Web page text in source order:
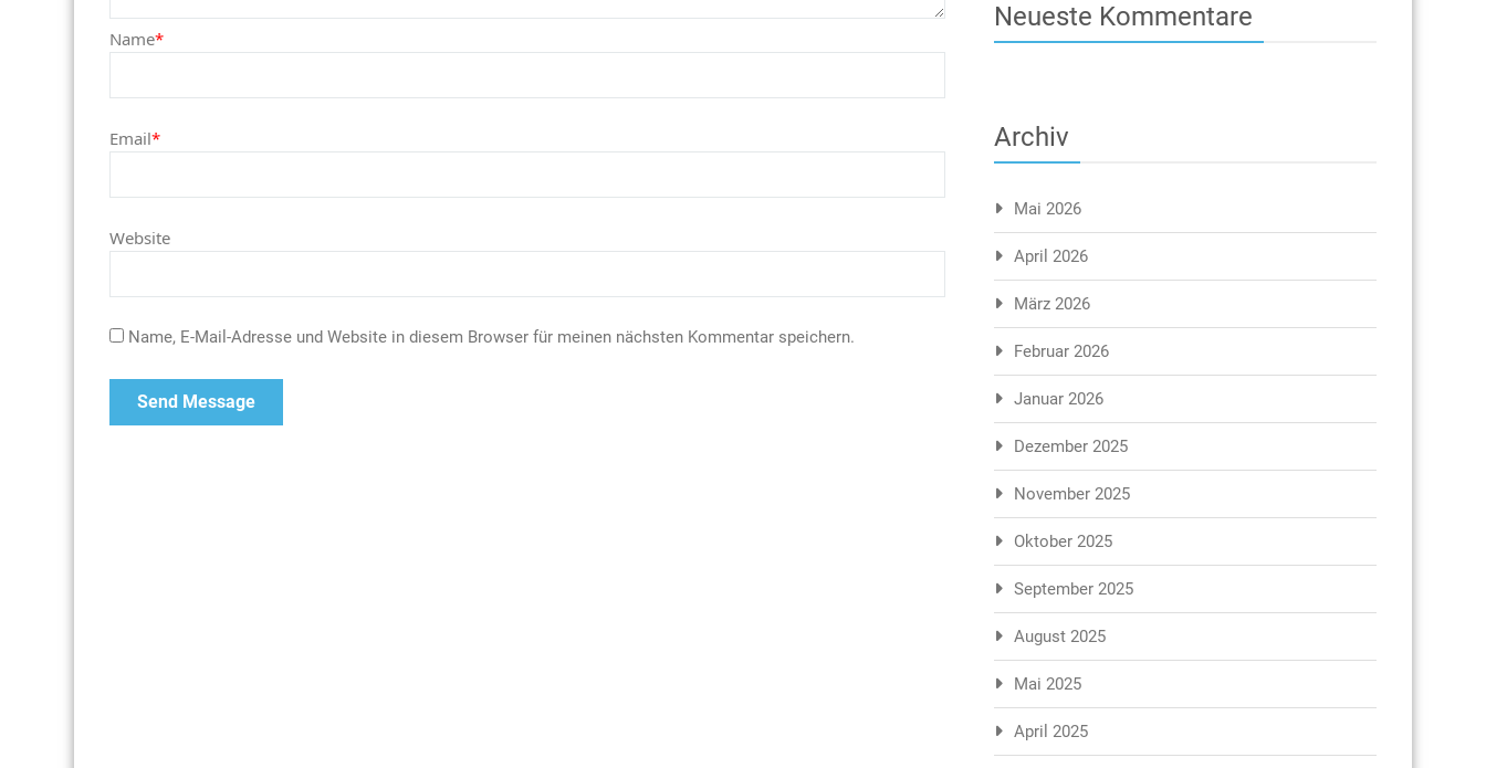
Name*
Email*
Website
Name, E-Mail-Adresse und Website in diesem Browser für meinen nächsten Kommentar speichern.
Neueste Kommentare
Archiv
Mai 2026
April 2026
März 2026
Februar 2026
Januar 2026
Dezember 2025
November 2025
Oktober 2025
September 2025
August 2025
Mai 2025
April 2025